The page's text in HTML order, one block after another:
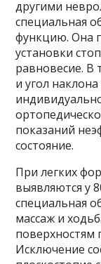
другими
специальная
функцию. Она
установки
равновесие. В
и угол
показаний
состояние.
При легких
выявляются у
специальная
массаж и
поверхностям
Исключение